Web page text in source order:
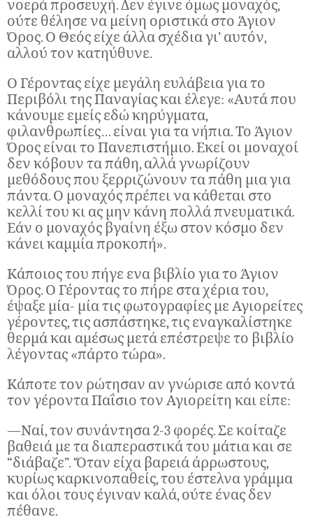
νοερά προσευχή. Δεν έγινε όμως μοναχός,
ούτε θέλησε να μείνη οριστικά στο Άγιον
Όρος. Ο Θεός είχε άλλα σχέδια γι’ αυτόν,
αλλού τον κατηύθυνε.
Ο Γέροντας είχε μεγάλη ευλάβεια για το
Περιβόλι της Παναγίας και έλεγε: «Αυτά που
κάνουμε εμείς εδώ κηρύγματα,
φιλανθρωπίες… είναι για τα νήπια. Το Άγιον
Όρος είναι το Πανεπιστήμιο. Εκεί οι μοναχοί
δεν κόβουν τα πάθη, αλλά γνωρίζουν
μεθόδους που ξερριζώνουν τα πάθη μια για
πάντα. Ο μοναχός πρέπει να κάθεται στο
κελλί του κι ας μην κάνη πολλά πνευματικά.
Εάν ο μοναχός βγαίνη έξω στον κόσμο δεν
κάνει καμμία προκοπή».
Κάποιος του πήγε ενα βιβλίο για το Άγιον
Όρος. Ο Γέροντας το πήρε στα χέρια του,
έψαξε μία- μία τις φωτογραφίες με Αγιορείτες
γέροντες, τις ασπάστηκε, τις εναγκαλίστηκε
θερμά και αμέσως μετά επέστρεψε το βιβλίο
λέγοντας «πάρτο τώρα».
Κάποτε τον ρώτησαν αν γνώρισε από κοντά
τον γέροντα Παΐσιο τον Αγιορείτη και είπε:
—Ναί, τον συνάντησα 2-3 φορές. Σε κοίταζε
βαθειά με τα διαπεραστικά του μάτια και σε
“διάβαζε”. ‘Όταν είχα βαρειά άρρωστους,
κυρίως καρκινοπαθείς, του έστελνα γράμμα
και όλοι τους έγιναν καλά, ούτε ένας δεν
πέθανε.